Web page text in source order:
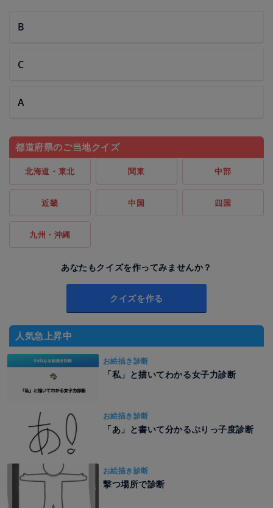
B
C
A
都道府県のご当地クイズ
北海道・東北 関東 中部
近畿 中国 四国
九州・沖縄
あなたもクイズを作ってみませんか？
クイズを作る
人気急上昇中
お絵描き診断
「私」と描いてわかる女子力診断
お絵描き診断
「あ」と書いて分かるぶりっ子度診断
お絵描き診断
撃つ場所で診断